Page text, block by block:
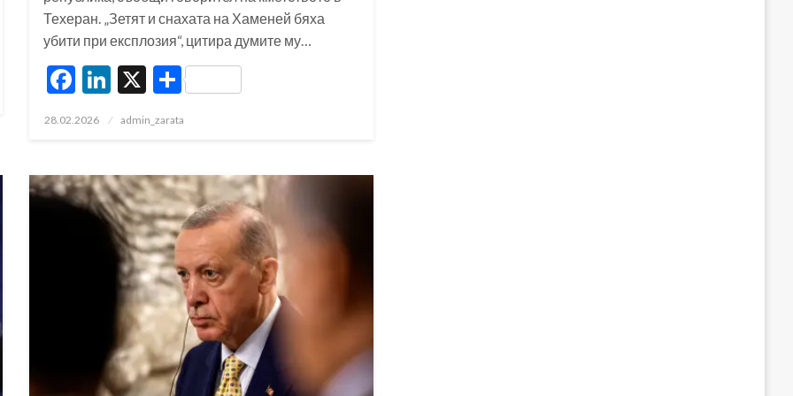
Техеран. „Зетят и снахата на Хаменей бяха
убити при експлозия“, цитира думите му…
Facebook
LinkedIn
X Share
Posted
28.02.2026 admin_zarata